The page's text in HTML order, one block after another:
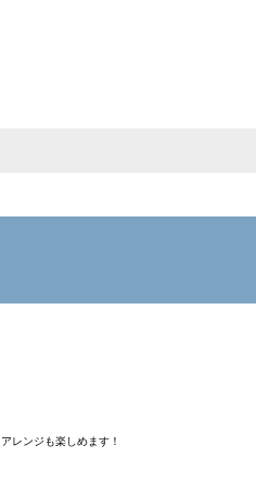
レンジも楽しめます！